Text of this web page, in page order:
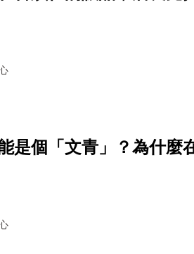
是個「文青」？為什麼